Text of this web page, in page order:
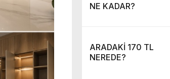
NE KADAR?
ARADAKİ 170 TL
NEREDE?